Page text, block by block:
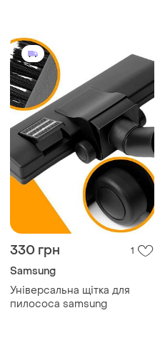
330 грн 1
Samsung
Універсальна щітка для
пилососа samsung